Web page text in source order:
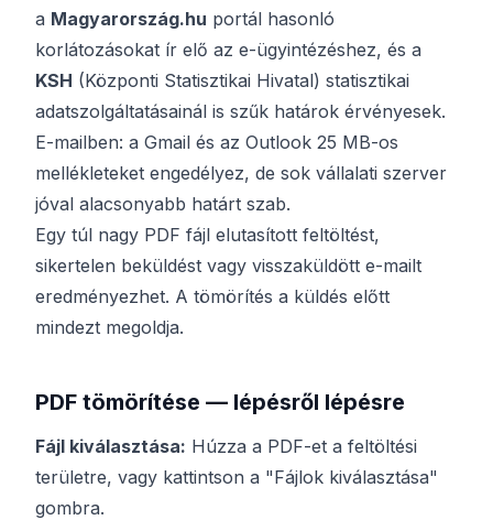
a Magyarország.hu portál hasonló
korlátozásokat ír elő az e-ügyintézéshez, és a
KSH (Központi Statisztikai Hivatal) statisztikai
adatszolgáltatásainál is szűk határok érvényesek.
E-mailben: a Gmail és az Outlook 25 MB-os
mellékleteket engedélyez, de sok vállalati szerver
jóval alacsonyabb határt szab.
Egy túl nagy PDF fájl elutasított feltöltést,
sikertelen beküldést vagy visszaküldött e-mailt
eredményezhet. A tömörítés a küldés előtt
mindezt megoldja.
PDF tömörítése — lépésről lépésre
Fájl kiválasztása: Húzza a PDF-et a feltöltési
területre, vagy kattintson a "Fájlok kiválasztása"
gombra.